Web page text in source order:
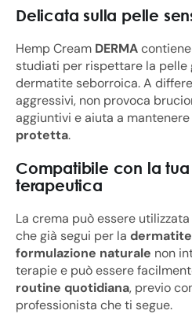
Delicata sulla pelle
Hemp Cream DERMA
studiati per rispettare la pelle
dermatite seborroica. A
aggressivi, non provoca
aggiuntivi e aiuta a
protetta.
Compatibile con la tua
terapeutica
La crema può essere
che già segui per la
formulazione naturale non
terapie e può essere
routine quotidiana, previo
professionista che ti segue.